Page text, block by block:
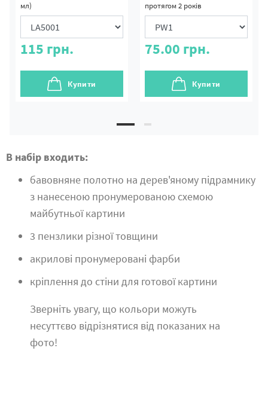
мл)
115 грн.
Купити
протягом 2 років
75.00 грн.
Купити
В набір входить:
бавовняне полотно на дерев'яному підрамнику
з нанесеною пронумерованою схемою
майбутньої картини
3 пензлики різної товщини
акрилові пронумеровані фарби
кріплення до стіни для готової картини
Зверніть увагу, що кольори можуть
несуттєво відрізнятися від показаних на
фото!